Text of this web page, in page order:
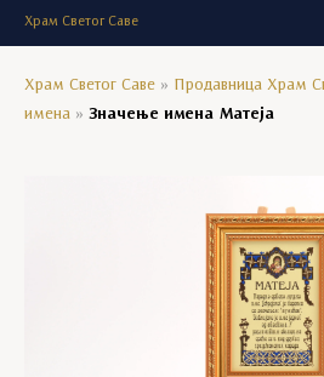
Храм Светог Саве
Храм Светог Саве » Продавница Храм
имена » Значење имена Матеја